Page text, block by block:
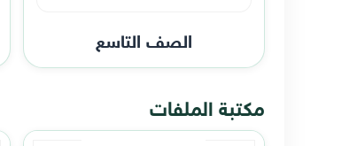
الصف التاسع
مكتبة الملفات